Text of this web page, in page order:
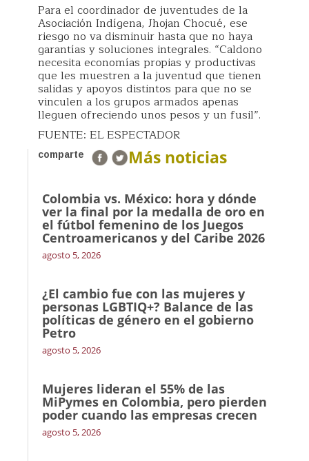
Para el coordinador de juventudes de la
Asociación Indígena, Jhojan Chocué, ese
riesgo no va disminuir hasta que no haya
garantías y soluciones integrales. “Caldono
necesita economías propias y productivas
que les muestren a la juventud que tienen
salidas y apoyos distintos para que no se
vinculen a los grupos armados apenas
lleguen ofreciendo unos pesos y un fusil”.
FUENTE: EL ESPECTADOR
comparte Más noticias
Colombia vs. México: hora y dónde
ver la final por la medalla de oro en
el fútbol femenino de los Juegos
Centroamericanos y del Caribe 2026
agosto 5, 2026
¿El cambio fue con las mujeres y
personas LGBTIQ+? Balance de las
políticas de género en el gobierno
Petro
agosto 5, 2026
Mujeres lideran el 55% de las
MiPymes en Colombia, pero pierden
poder cuando las empresas crecen
agosto 5, 2026